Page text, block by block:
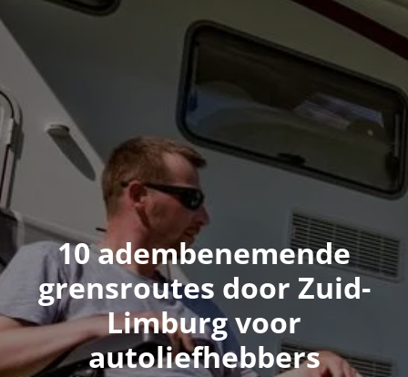
10 adembenemende
grensroutes door Zuid-
Limburg voor
autoliefhebbers